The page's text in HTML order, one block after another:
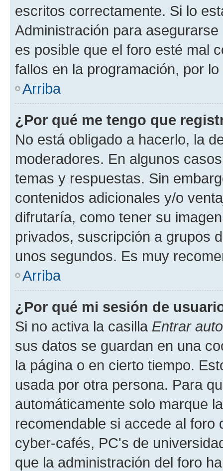
escritos correctamente. Si lo
Administración para
es posible que el foro esté mal
fallos en la programación, por
Arriba
¿Por qué me tengo que
No está obligado a hacerlo, la
moderadores. En algunos
temas y respuestas. Sin
contenidos adicionales y/o
difrutaría, como tener su
privados, suscripción a grupos
unos segundos. Es muy
Arriba
¿Por qué mi sesión de
Si no activa la casilla Entrar
sus datos se guardan en una
la página o en cierto tiempo.
usada por otra persona. Para
automáticamente solo marque
recomendable si accede al foro
cyber-cafés, PC's de
que la administración del foro